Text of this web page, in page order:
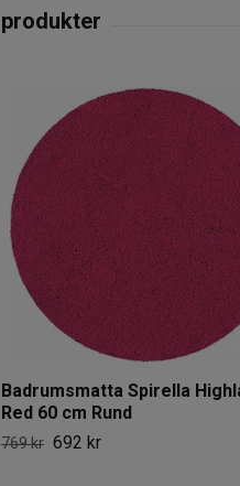
Badrumsmatta Spirella
Red 60 cm Rund
769 kr 692 kr